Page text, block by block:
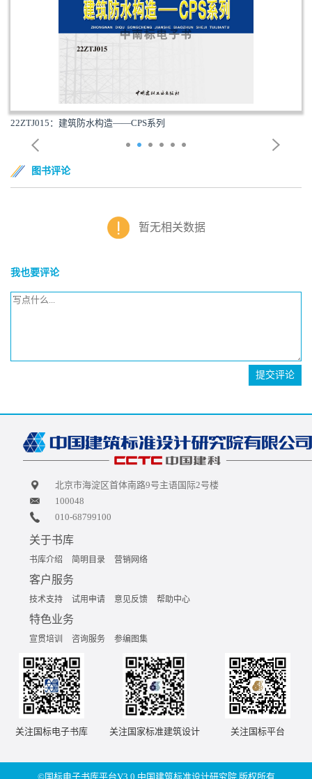
：建筑防水构造——CPS系列
图书评论
暂无相关数据
我也要评论
提交评论
北京市海淀区首体南路9号主语国际2号楼
100048
010-68799100
关于书库
书库介绍 简明目录 营销网络
客户服务
技术支持 试用申请 意见反馈 帮助中心
特色业务
宣贯培训 咨询服务 参编图集
关注国标电子书库 关注国家标准建筑设计 关注国标平台
©国标电子书库平台V3.0,中国建筑标准设计研究院 版权所有